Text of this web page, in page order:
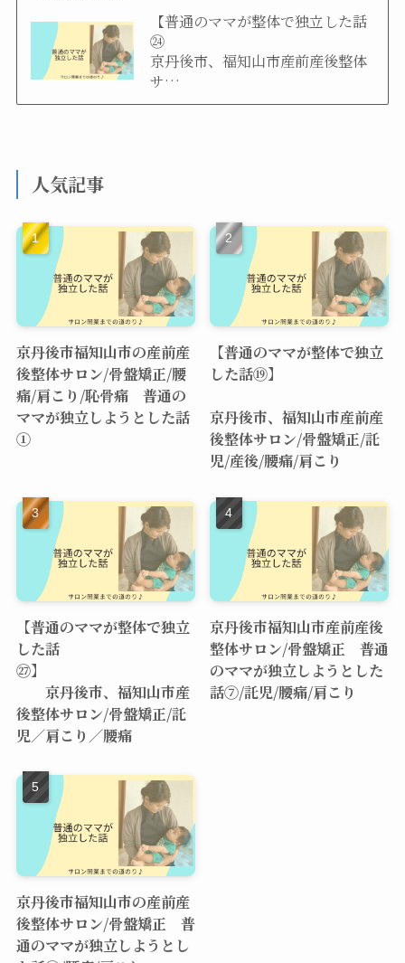
【普通のママが整体で独立した話
㉔
京丹後市、福知山市産前産後整体
サ…
人気記事
京丹後市福知山市の産前産
後整体サロン/骨盤矯正/腰
痛/肩こり/恥骨痛 普通の
ママが独立しようとした話
①
【普通のママが整体で独立
した話⑲】
京丹後市、福知山市産前産
後整体サロン/骨盤矯正/託
児/産後/腰痛/肩こり
【普通のママが整体で独立
した話
㉗】
京丹後市、福知山市産
後整体サロン/骨盤矯正/託
児／肩こり／腰痛
京丹後市福知山市産前産後
整体サロン/骨盤矯正 普通
のママが独立しようとした
話⑦/託児/腰痛/肩こり
京丹後市福知山市の産前産
後整体サロン/骨盤矯正 普
通のママが独立しようとし